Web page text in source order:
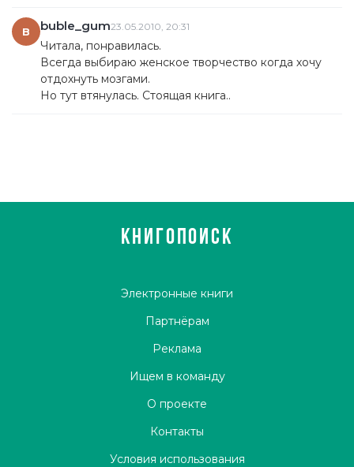
B buble_gum23.05.2010, 20:31
Читала, понравилась.
Всегда выбираю женское творчество когда хочу
отдохнуть мозгами.
Но тут втянулась. Стоящая книга..
КНИГОПОИСК
Электронные книги
Партнёрам
Реклама
Ищем в команду
О проекте
Контакты
Условия использования